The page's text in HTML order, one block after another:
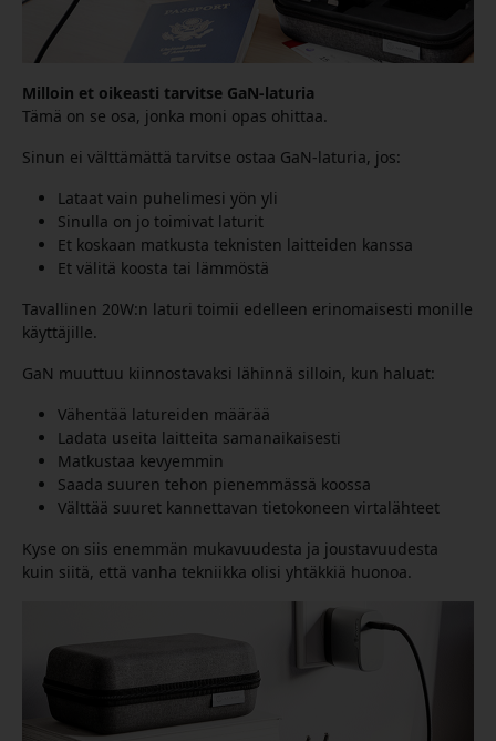
Milloin et oikeasti tarvitse GaN-laturia
Tämä on se osa, jonka moni opas ohittaa.
Sinun ei välttämättä tarvitse ostaa GaN-laturia, jos:
Lataat vain puhelimesi yön yli
Sinulla on jo toimivat laturit
Et koskaan matkusta teknisten laitteiden kanssa
Et välitä koosta tai lämmöstä
Tavallinen 20W:n laturi toimii edelleen erinomaisesti monille
käyttäjille.
GaN muuttuu kiinnostavaksi lähinnä silloin, kun haluat:
Vähentää latureiden määrää
Ladata useita laitteita samanaikaisesti
Matkustaa kevyemmin
Saada suuren tehon pienemmässä koossa
Välttää suuret kannettavan tietokoneen virtalähteet
Kyse on siis enemmän mukavuudesta ja joustavuudesta
kuin siitä, että vanha tekniikka olisi yhtäkkiä huonoa.